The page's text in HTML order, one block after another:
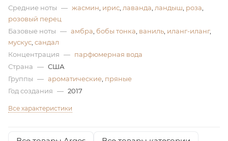
Средние ноты — жасмин ирис лаванда ландыш роза
розовый перец
Базовые ноты — амбра бобы тонка ваниль иланг-иланг,
мускус сандал
Концентрация — парфюмерная вода
Страна — США
Группы — ароматические пряные
Год создания — 2017
Все характеристики